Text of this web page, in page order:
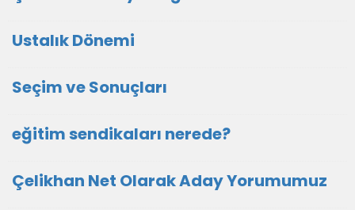
Ustalık Dönemi
Seçim ve Sonuçları
eğitim sendikaları nerede?
Çelikhan Net Olarak Aday Yorumumuz